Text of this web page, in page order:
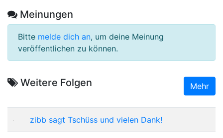
Meinungen
Bitte melde dich an, um deine Meinung
veröffentlichen zu können.
Weitere Folgen Mehr
zibb sagt Tschüss und vielen Dank!